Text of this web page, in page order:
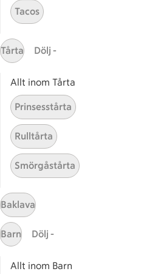
Gaston
ICAs tjänster
ICA-appen
ICA Scanna
ICA ToGo
Fler appar och tjänster
Stammis på ICA
Bli stammis
Stammis Husdjur
Partnererbjudanden
Våra ICA-kort
ICA
Tacos
Tårta Dölj -
Allt inom Tårta
Prinsesstårta
Rulltårta
Smörgåstårta
Baklava
Barn Dölj -
Allt inom Barn